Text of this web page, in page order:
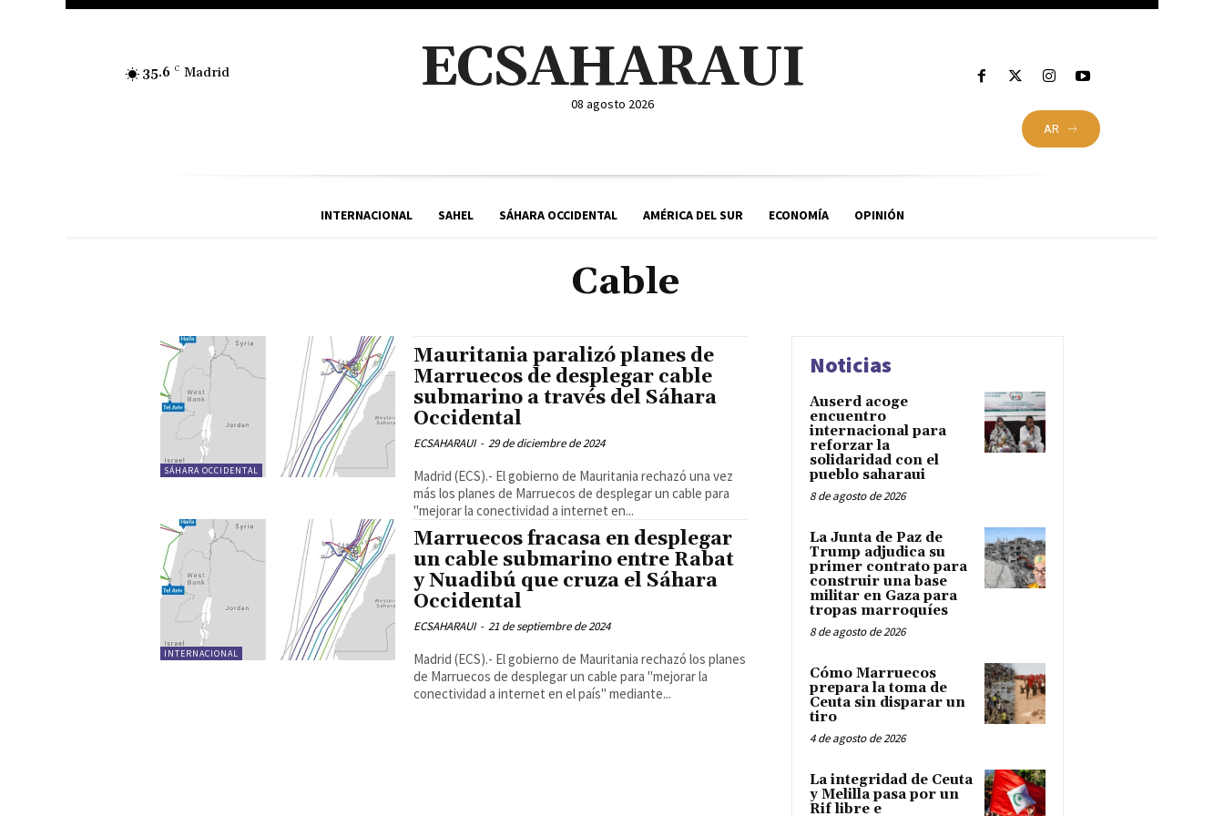
35.6 C Madrid ECSAHARAUI
08 agosto 2026
AR
INTERNACIONAL SAHEL SÁHARA OCCIDENTAL AMÉRICA DEL SUR ECONOMÍA OPINIÓN
Cable
SÁHARA OCCIDENTAL
Mauritania paralizó planes de
Marruecos de desplegar cable
submarino a través del Sáhara
Occidental
ECSAHARAUI - 29 de diciembre de 2024
Madrid (ECS).- El gobierno de Mauritania rechazó una vez
más los planes de Marruecos de desplegar un cable para
"mejorar la conectividad a internet en...
INTERNACIONAL
Marruecos fracasa en desplegar
un cable submarino entre Rabat
y Nuadibú que cruza el Sáhara
Occidental
ECSAHARAUI - 21 de septiembre de 2024
Madrid (ECS).- El gobierno de Mauritania rechazó los planes
de Marruecos de desplegar un cable para "mejorar la
conectividad a internet en el país" mediante...
Noticias
Auserd acoge
encuentro
internacional para
reforzar la
solidaridad con el
pueblo saharaui
8 de agosto de 2026
La Junta de Paz de
Trump adjudica su
primer contrato para
construir una base
militar en Gaza para
tropas marroquíes
8 de agosto de 2026
Cómo Marruecos
prepara la toma de
Ceuta sin disparar un
tiro
4 de agosto de 2026
La integridad de Ceuta
y Melilla pasa por un
Rif libre e